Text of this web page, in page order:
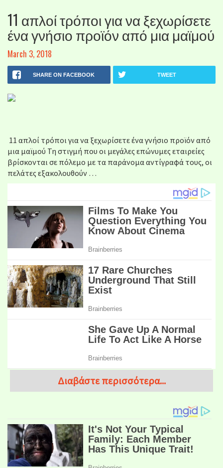
11 απλοί τρόποι για να ξεχωρίσετε
ένα γνήσιο προϊόν από μια μαϊμού
March 3, 2018
SHARE ON FACEBOOK TWEET
11 απλοί τρόποι για να ξεχωρίσετε ένα γνήσιο προϊόν από
μια μαϊμού Τη στιγμή που οι μεγάλες επώνυμες εταιρείες
βρίσκονται σε πόλεμο με τα παράνομα αντίγραφά τους, οι
πελάτες εξακολουθούν …
Διαβάστε περισσότερα...